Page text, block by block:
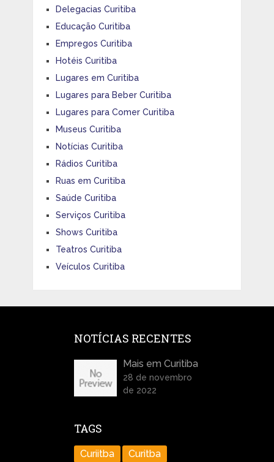
Delegacias Curitiba
Educação Curitiba
Empregos Curitiba
Hotéis Curitiba
Lugares em Curitiba
Lugares para Beber Curitiba
Lugares para Comer Curitiba
Museus Curitiba
Notícias Curitiba
Rádios Curitiba
Ruas em Curitiba
Saúde Curitiba
Serviços Curitiba
Shows Curitiba
Teatros Curitiba
Veículos Curitiba
NOTÍCIAS RECENTES
Mais em Curitiba
28 de novembro
de 2022
TAGS
Curiitba Curitba